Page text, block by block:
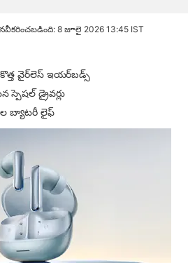
నవీకరించబడింది: 8 జూలై 2026 13:45 IST
కొత్త వైర్‌లెస్ ఇయర్‌బడ్స్
డ్రైవర్లు
బ్యాటరీ లైఫ్